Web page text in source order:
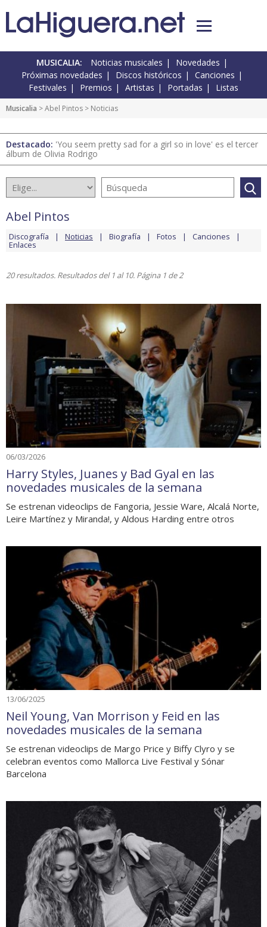
MUSICALIA: Noticias musicales
Novedades
Próximas novedades
Discos históricos
Canciones
Festivales
Premios Artistas Portadas Listas
Musicalia >Abel Pintos > Noticias
Destacado: 'You seem pretty sad for a girl so in love' es el tercer
álbum de Olivia Rodrigo
Abel Pintos
Discografía Noticias Biografía Fotos Canciones
Enlaces
20 resultados. Resultados del 1 al 10. Página 1 de 2
06/03/2026
Harry Styles, Juanes y Bad Gyal en las
novedades musicales de la semana
Se estrenan videoclips de Fangoria, Jessie Ware, Alcalá Norte,
Leire Martínez y Miranda!, y Aldous Harding entre otros
13/06/2025
Neil Young, Van Morrison y Feid en las
novedades musicales de la semana
Se estrenan videoclips de Margo Price y Biffy Clyro y se
celebran eventos como Mallorca Live Festival y Sónar
Barcelona